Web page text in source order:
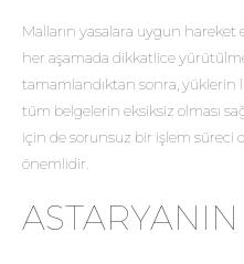
Malların yasalara uygun
her aşamada dikkatlice
tamamlandıktan sonra,
tüm belgelerin eksiksiz olması
için de sorunsuz bir işlem süreci
önemlidir.